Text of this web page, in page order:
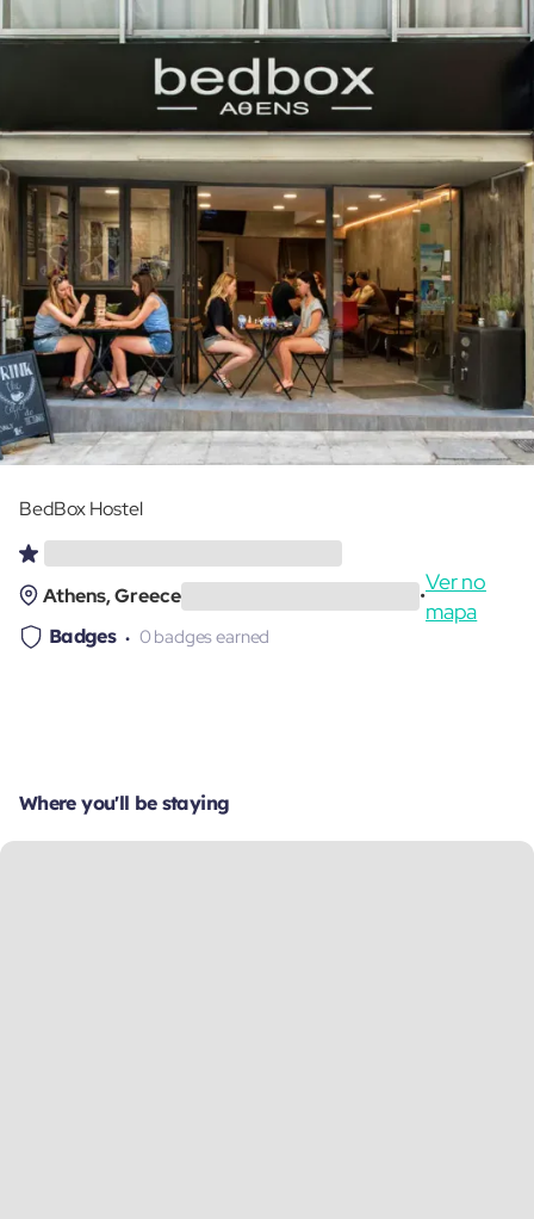
BedBox Hostel
Athens, Greece •
Ver no
mapa
Badges 0 badges earned
Where you'll be staying